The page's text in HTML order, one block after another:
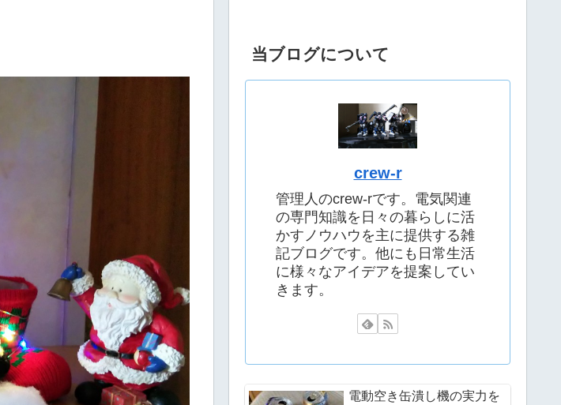
当ブログについて
crew-r
管理人のcrew-rです。電気関連
の専門知識を日々の暮らしに活
かすノウハウを主に提供する雑
記ブログです。他にも日常生活
に様々なアイデアを提案してい
きます。
電動空き缶潰し機の実力を